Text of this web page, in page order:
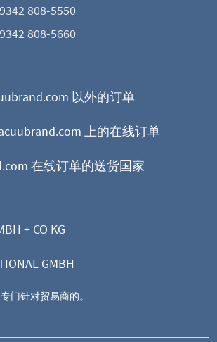
808-5550
808-5660
以外的订单
上的在线订单
在线订单的送货国家
+ CO KG
GMBH
门针对贸易商的。